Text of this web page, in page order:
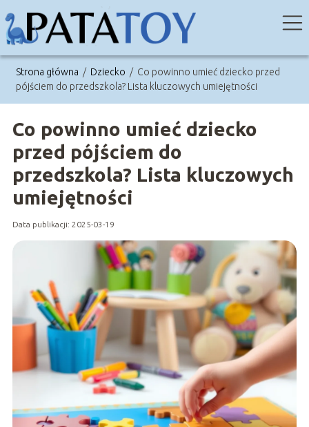
Strona główna / Dziecko / Co powinno umieć dziecko przed
pójściem do przedszkola? Lista kluczowych umiejętności
Co powinno umieć dziecko
przed pójściem do
przedszkola? Lista kluczowych
umiejętności
Data publikacji: 2025-03-19